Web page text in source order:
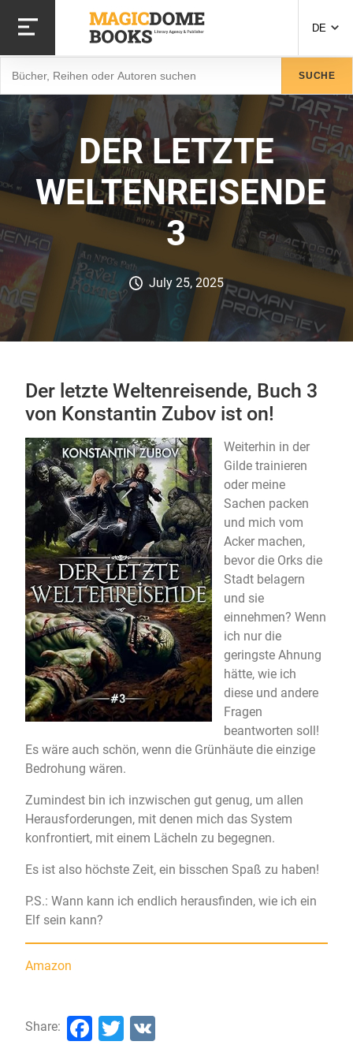
zum
Inhalt
DE
SUCHE
DER LETZTE
WELTENREISENDE
3
July 25, 2025
Der letzte Weltenreisende, Buch 3
von Konstantin Zubov ist on!
Weiterhin in der
Gilde trainieren
oder meine
Sachen packen
und mich vom
Acker machen,
bevor die Orks die
Stadt belagern
und sie
einnehmen? Wenn
ich nur die
geringste Ahnung
hätte, wie ich
diese und andere
Fragen
beantworten soll!
Es wäre auch schön, wenn die Grünhäute die einzige
Bedrohung wären.
Zumindest bin ich inzwischen gut genug, um allen
Herausforderungen, mit denen mich das System
konfrontiert, mit einem Lächeln zu begegnen.
Es ist also höchste Zeit, ein bisschen Spaß zu haben!
P.S.: Wann kann ich endlich herausfinden, wie ich ein
Elf sein kann?
Amazon
Share: Facebook
Twitter